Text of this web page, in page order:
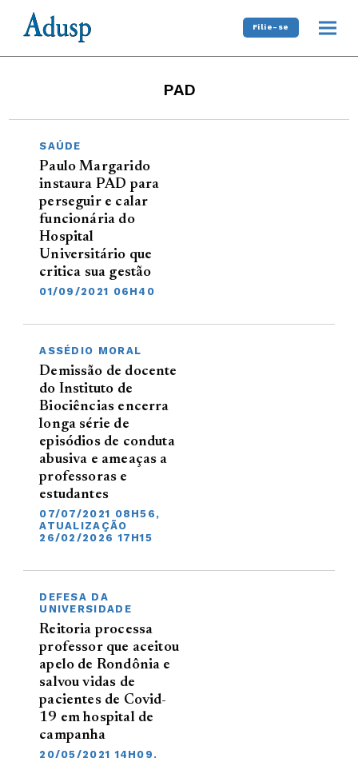
Filie-se
PAD
SAÚDE
Paulo Margarido
instaura PAD para
perseguir e calar
funcionária do
Hospital
Universitário que
critica sua gestão
01/09/2021 06H40
ASSÉDIO MORAL
Demissão de docente
do Instituto de
Biociências encerra
longa série de
episódios de conduta
abusiva e ameaças a
professoras e
estudantes
07/07/2021 08H56,
ATUALIZAÇÃO
26/02/2026 17H15
DEFESA DA
UNIVERSIDADE
Reitoria processa
professor que aceitou
apelo de Rondônia e
salvou vidas de
pacientes de Covid-
19 em hospital de
campanha
20/05/2021 14H09,